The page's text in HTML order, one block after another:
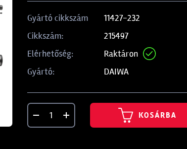
Gyártó cikkszám
11427-232
Cikkszám:
215497
Elérhetőség:
Raktáron
Gyártó:
DAIWA
KOSÁRBA